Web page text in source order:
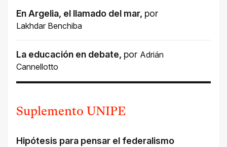
En Argelia, el llamado del mar, por
Lakhdar Benchiba
La educación en debate, por Adrián
Cannellotto
Suplemento UNIPE
Hipótesis para pensar el federalismo